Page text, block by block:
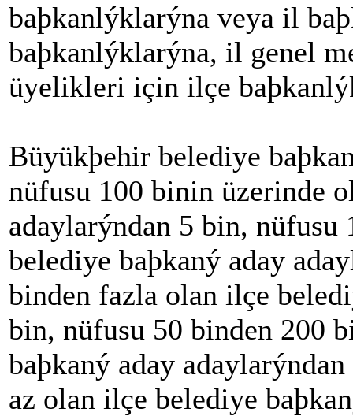
baþkanlýklarýna veya il
baþkanlýklarýna, il genel
üyelikleri için ilçe
Büyükþehir belediye
nüfusu 100 binin üzerinde
adaylarýndan 5 bin, nüfusu
belediye baþkaný aday
binden fazla olan ilçe
bin, nüfusu 50 binden 200
baþkaný aday
az olan ilçe belediye